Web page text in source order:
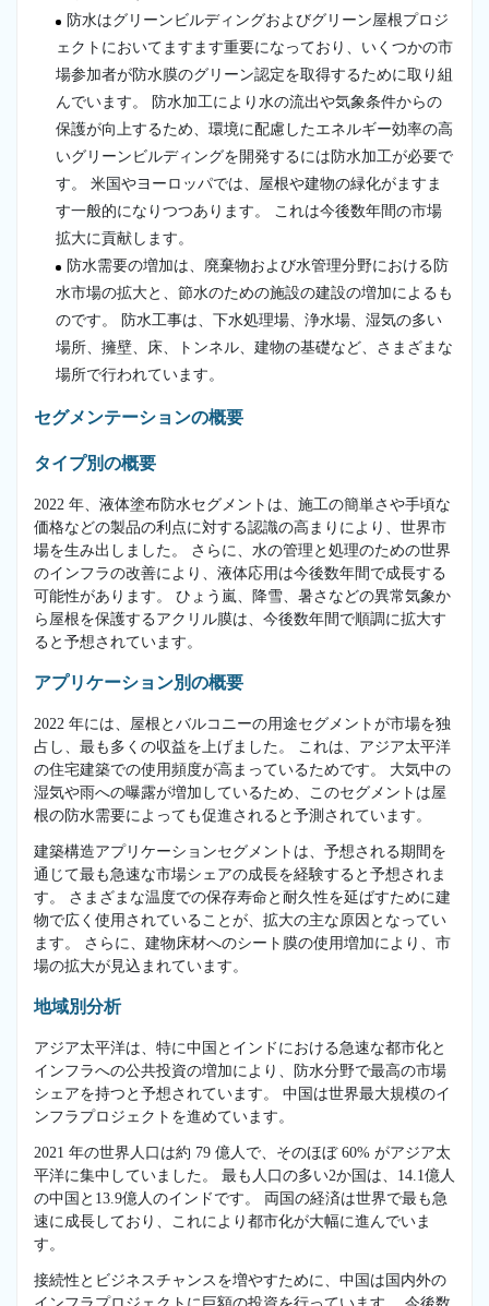
防水はグリーンビルディングおよびグリーン屋根プロジ
ェクトにおいてますます重要になっており、いくつかの市
場参加者が防水膜のグリーン認定を取得するために取り組
んでいます。 防水加工により水の流出や気象条件からの
保護が向上するため、環境に配慮したエネルギー効率の高
いグリーンビルディングを開発するには防水加工が必要で
す。 米国やヨーロッパでは、屋根や建物の緑化がますま
す一般的になりつつあります。 これは今後数年間の市場
拡大に貢献します。
防水需要の増加は、廃棄物および水管理分野における防
水市場の拡大と、節水のための施設の建設の増加によるも
のです。 防水工事は、下水処理場、浄水場、湿気の多い
場所、擁壁、床、トンネル、建物の基礎など、さまざまな
場所で行われています。
セグメンテーションの概要
タイプ別の概要
2022 年、液体塗布防水セグメントは、施工の簡単さや手頃な
価格などの製品の利点に対する認識の高まりにより、世界市
場を生み出しました。 さらに、水の管理と処理のための世界
のインフラの改善により、液体応用は今後数年間で成長する
可能性があります。 ひょう嵐、降雪、暑さなどの異常気象か
ら屋根を保護するアクリル膜は、今後数年間で順調に拡大す
ると予想されています。
アプリケーション別の概要
2022 年には、屋根とバルコニーの用途セグメントが市場を独
占し、最も多くの収益を上げました。 これは、アジア太平洋
の住宅建築での使用頻度が高まっているためです。 大気中の
湿気や雨への曝露が増加しているため、このセグメントは屋
根の防水需要によっても促進されると予測されています。
建築構造アプリケーションセグメントは、予想される期間を
通じて最も急速な市場シェアの成長を経験すると予想されま
す。 さまざまな温度での保存寿命と耐久性を延ばすために建
物で広く使用されていることが、拡大の主な原因となってい
ます。 さらに、建物床材へのシート膜の使用増加により、市
場の拡大が見込まれています。
地域別分析
アジア太平洋は、特に中国とインドにおける急速な都市化と
インフラへの公共投資の増加により、防水分野で最高の市場
シェアを持つと予想されています。 中国は世界最大規模のイ
ンフラプロジェクトを進めています。
2021 年の世界人口は約 79 億人で、そのほぼ 60% がアジア太
平洋に集中していました。 最も人口の多い2か国は、14.1億人
の中国と13.9億人のインドです。 両国の経済は世界で最も急
速に成長しており、これにより都市化が大幅に進んでいま
す。
接続性とビジネスチャンスを増やすために、中国は国内外の